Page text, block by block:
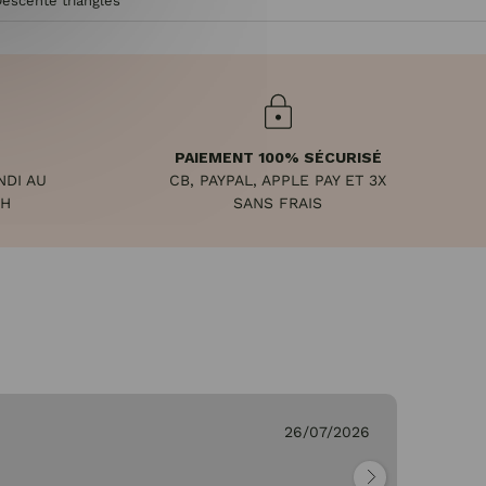
AU
PAIEMENT 100% SÉCURISÉ
CB, PAYPAL, APPLE PAY ET 3X
SANS FRAIS
26/07/2026